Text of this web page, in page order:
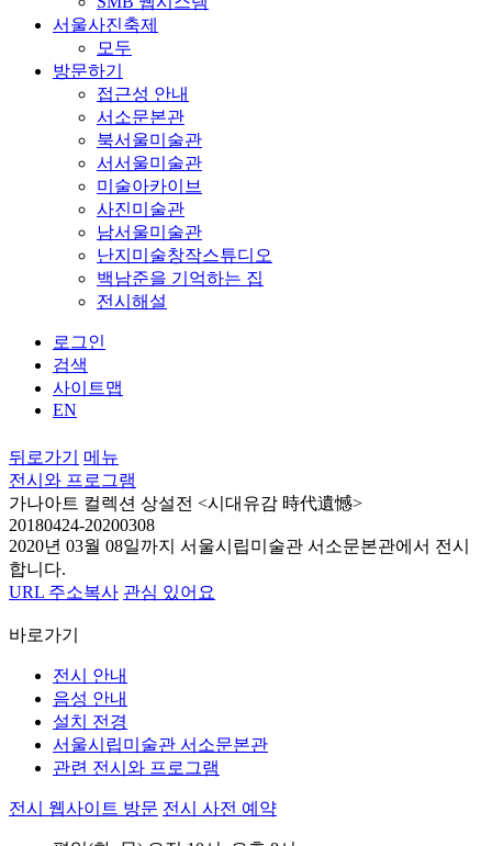
서울사진축제
모두
방문하기
접근성 안내
서소문본관
북서울미술관
서서울미술관
미술아카이브
사진미술관
남서울미술관
난지미술창작스튜디오
백남준을 기억하는 집
전시해설
로그인
검색
사이트맵
EN
뒤로가기
메뉴
전시와 프로그램
가나아트 컬렉션 상설전 <시대유감 時代遺憾>
20180424-20200308
2020년 03월 08일까지 서울시립미술관 서소문본관에서 전시
합니다.
URL 주소복사 관심 있어요
바로가기
전시 안내
음성 안내
설치 전경
서울시립미술관 서소문본관
관련 전시와 프로그램
전시 웹사이트 방문 전시 사전 예약